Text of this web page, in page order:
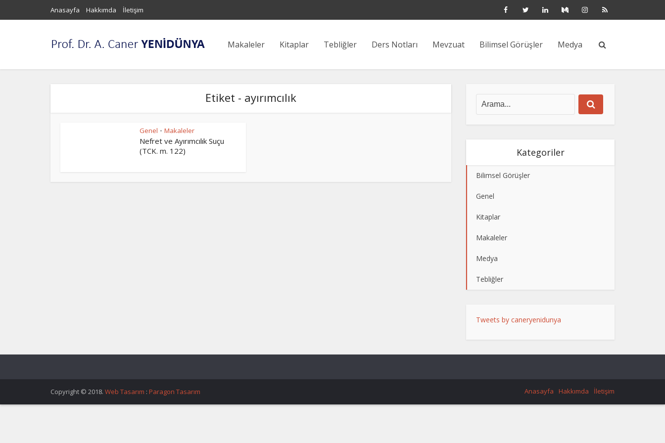
Anasayfa Hakkımda İletişim
Makaleler Kitaplar Tebliğler Ders Notları Mevzuat Bilimsel Görüşler Medya
Etiket - ayırımcılık
Genel • Makaleler
Nefret ve Ayırımcılık Suçu
(TCK. m. 122)
Kategoriler
Bilimsel Görüşler
Genel
Kitaplar
Makaleler
Medya
Tebliğler
Tweets by caneryenidunya
Copyright © 2018. Web Tasarım : Paragon Tasarım Anasayfa Hakkımda İletişim